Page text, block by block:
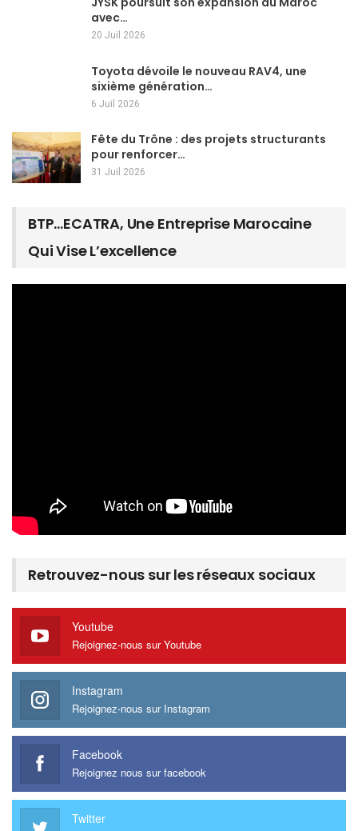
avec…
20 Juil 2026
Toyota dévoile le nouveau RAV4, une
sixième génération…
6 Juil 2026
Fête du Trône : des projets structurants
pour renforcer…
31 Juil 2026
BTP…ECATRA, Une Entreprise Marocaine
Qui Vise L’excellence
Retrouvez-nous sur les réseaux sociaux
Youtube
Rejoignez-nous sur Youtube
Instagram
Rejoignez-nous sur Instagram
Facebook
Rejoignez nous sur facebook
Twitter